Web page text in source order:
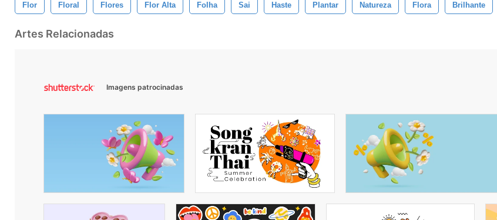
Flor Floral Flores Flor Alta Folha Sai Haste Plantar Natureza Flora Brilhante
Artes Relacionadas
Imagens patrocinadas